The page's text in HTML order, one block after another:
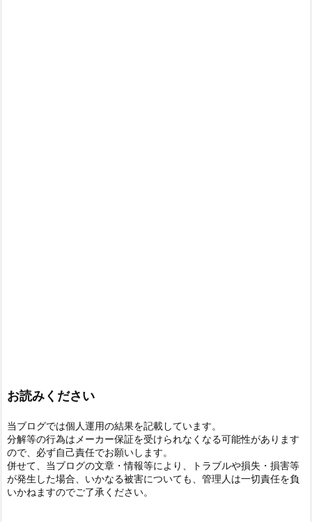
お読みください
当ブログでは個人運用の結果を記載しています。
分解等の行為はメーカー保証を受けられなくなる可能性があります
ので、必ず自己責任でお願いします。
併せて、当ブログの文章・情報等により、トラブルや損失・損害等
が発生した場合、いかなる被害についても、管理人は一切責任を負
いかねますのでご了承ください。